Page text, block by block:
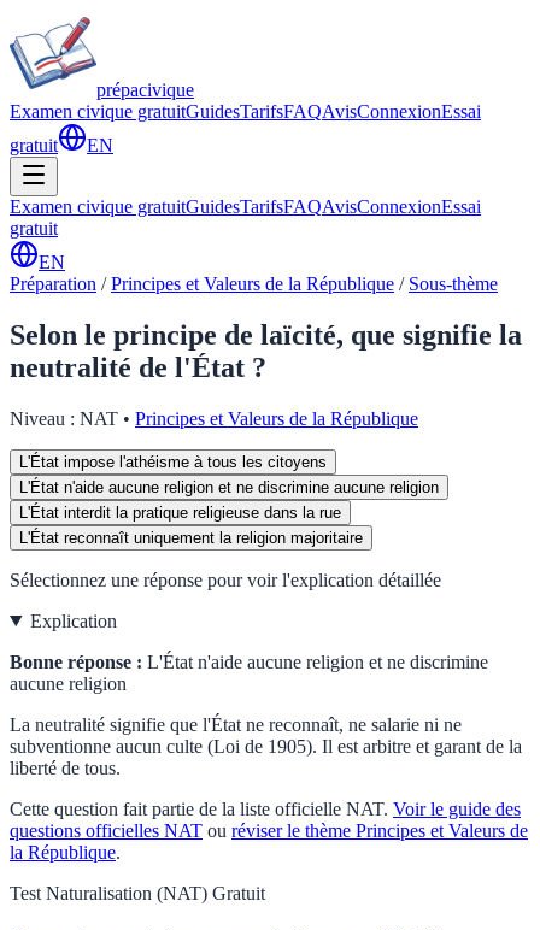
prépacivique
Examen civique gratuitGuidesTarifsFAQAvisConnexionEssai
gratuit
EN
Examen civique gratuitGuidesTarifsFAQAvisConnexionEssai
gratuit
EN
Préparation /Principes et Valeurs de la République / Sous-thème
Selon le principe de laïcité, que signifie la
neutralité de l'État ?
Niveau : NAT • Principes et Valeurs de la République
L'État impose l'athéisme à tous les citoyens
L'État n'aide aucune religion et ne discrimine aucune religion
L'État interdit la pratique religieuse dans la rue
L'État reconnaît uniquement la religion majoritaire
Sélectionnez une réponse pour voir l'explication détaillée
Explication
Bonne réponse : L'État n'aide aucune religion et ne discrimine
aucune religion
La neutralité signifie que l'État ne reconnaît, ne salarie ni ne
subventionne aucun culte (Loi de 1905). Il est arbitre et garant de la
liberté de tous.
Cette question fait partie de la liste officielle NAT. Voir le guide des
questions officielles NAT ou réviser le thème Principes et Valeurs de
la République.
Test Naturalisation (NAT) Gratuit